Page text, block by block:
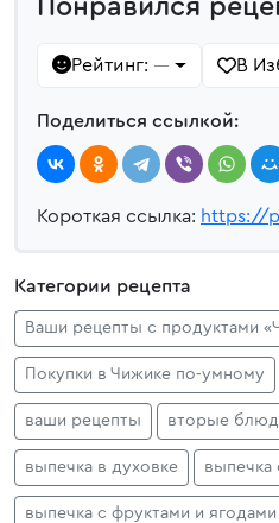
Понравился
Рейтинг: — В
Поделиться ссылкой:
Короткая ссылка: https://
Категории рецепта
Ваши рецепты с продуктами
Покупки в Чижике по‑умному
ваши рецепты вторые
выпечка в духовке выпечка
выпечка с фруктами и ягодами